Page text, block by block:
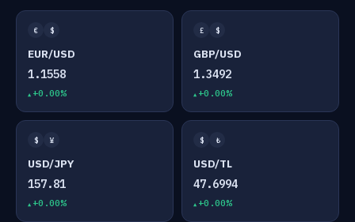
€ $
EUR/USD
1.1558
+0.00%
£ $
GBP/USD
1.3492
+0.00%
$ ¥
USD/JPY
157.81
+0.00%
$ ₺
USD/TL
47.6994
+0.00%